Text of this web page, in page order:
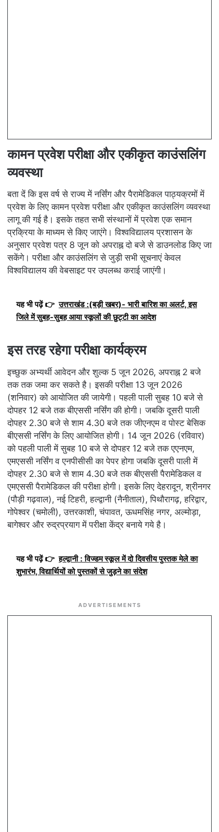
कामन प्रवेश परीक्षा और एकीकृत काउंसलिंग
व्यवस्था
बता दें कि इस वर्ष से राज्य में नर्सिंग और पैरामेडिकल पाठ्यक्रमों में
प्रवेश के लिए कामन प्रवेश परीक्षा और एकीकृत काउंसलिंग व्यवस्था
लागू की गई है। इसके तहत सभी संस्थानों में प्रवेश एक समान
प्रक्रिया के माध्यम से किए जाएंगे। विश्वविद्यालय प्रशासन के
अनुसार प्रवेश पत्र 8 जून को अपराह्न दो बजे से डाउनलोड किए जा
सकेंगे। परीक्षा और काउंसलिंग से जुड़ी सभी सूचनाएं केवल
विश्वविद्यालय की वेबसाइट पर उपलब्ध कराई जाएंगी।
यह भी पढ़ें 👉 उत्तराखंड :(बड़ी खबर)- भारी बारिश का अलर्ट, इस
जिले में सुबह-सुबह आया स्कूलों की छुट्टी का आदेश
इस तरह रहेगा परीक्षा कार्यक्रम
इच्छुक अभ्यर्थी आवेदन और शुल्क 5 जून 2026, अपराह्न 2 बजे
तक तक जमा कर सकते है। इसकी परीक्षा 13 जून 2026
(शनिवार) को आयोजित की जायेगी। पहली पाली सुबह 10 बजे से
दोपहर 12 बजे तक बीएससी नर्सिंग की होगी। जबकि दूसरी पाली
दोपहर 2.30 बजे से शाम 4.30 बजे तक जीएनएम व पोस्ट बेसिक
बीएससी नर्सिंग के लिए आयोजित होगी। 14 जून 2026 (रविवार)
को पहली पाली में सुबह 10 बजे से दोपहर 12 बजे तक एएनएम,
एमएससी नर्सिंग व एनपीसीसी का पेपर होगा जबकि दूसरी पाली में
दोपहर 2.30 बजे से शाम 4.30 बजे तक बीएससी पैरामेडिकल व
एमएससी पैरामेडिकल की परीक्षा होगी। इसके लिए देहरादून, श्रीनगर
(पौड़ी गढ़वाल), नई टिहरी, हल्द्वानी (नैनीताल), पिथौरागढ़, हरिद्वार,
गोपेश्वर (चमोली), उत्तरकाशी, चंपावत, ऊधमसिंह नगर, अल्मोड़ा,
बागेश्वर और रुद्रप्रयाग में परीक्षा केंद्र बनाये गये है।
यह भी पढ़ें 👉 हल्द्वानी : विज्डम स्कूल में दो दिवसीय पुस्तक मेले का
शुभारंभ, विद्यार्थियों को पुस्तकों से जुड़ने का संदेश
ADVERTISEMENTS